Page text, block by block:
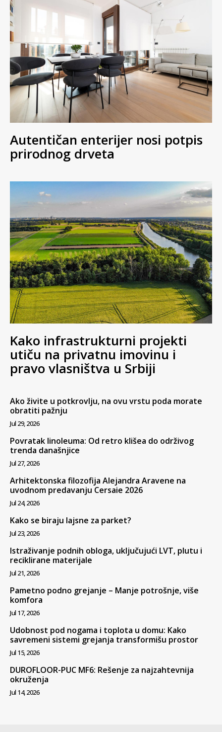
Autentičan enterijer nosi potpis
prirodnog drveta
Kako infrastrukturni projekti
utiču na privatnu imovinu i
pravo vlasništva u Srbiji
Ako živite u potkrovlju, na ovu vrstu poda morate
obratiti pažnju
Jul 29, 2026
Povratak linoleuma: Od retro klišea do održivog
trenda današnjice
Jul 27, 2026
Arhitektonska filozofija Alejandra Aravene na
uvodnom predavanju Cersaie 2026
Jul 24, 2026
Kako se biraju lajsne za parket?
Jul 23, 2026
Istraživanje podnih obloga, uključujući LVT, plutu i
reciklirane materijale
Jul 21, 2026
Pametno podno grejanje – Manje potrošnje, više
komfora
Jul 17, 2026
Udobnost pod nogama i toplota u domu: Kako
savremeni sistemi grejanja transformišu prostor
Jul 15, 2026
DUROFLOOR-PUC MF6: Rešenje za najzahtevnija
okruženja
Jul 14, 2026